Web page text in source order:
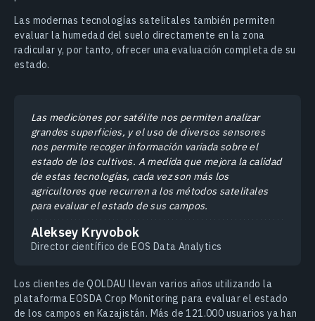
Las modernas tecnologías satelitales también permiten
evaluar la humedad del suelo directamente en la zona
radicular y, por tanto, ofrecer una evaluación completa de su
estado.
Las mediciones por satélite nos permiten analizar
grandes superficies, y el uso de diversos sensores
nos permite recoger información variada sobre el
estado de los cultivos. A medida que mejora la calidad
de estas tecnologías, cada vez son más los
agricultores que recurren a los métodos satelitales
para evaluar el estado de sus campos.
Aleksey Kryvobok
Director científico de EOS Data Analytics
Los clientes de QOLDAU llevan varios años utilizando la
plataforma EOSDA Crop Monitoring para evaluar el estado
de los campos en Kazajistán. Más de 121.000 usuarios ya han